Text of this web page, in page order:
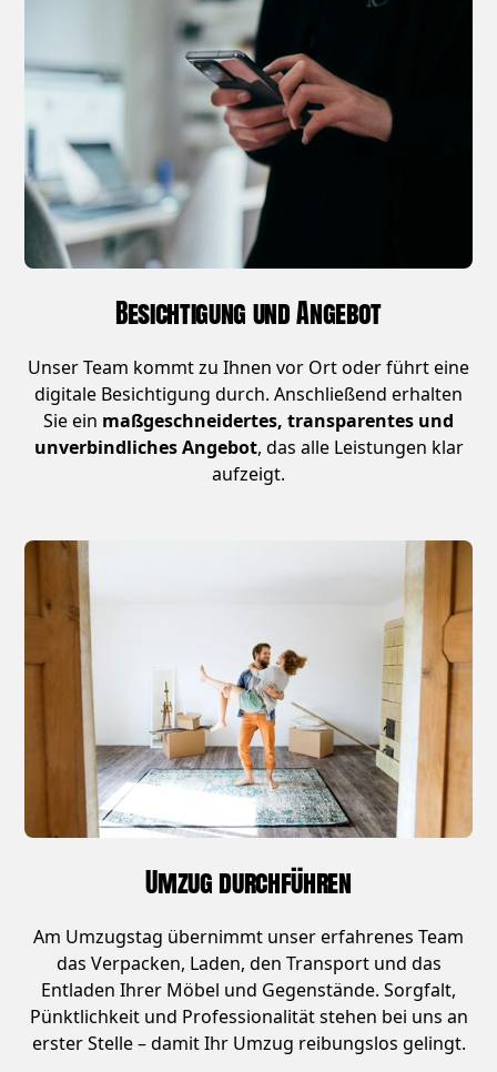
Besichtigung und Angebot
Unser Team kommt zu Ihnen vor Ort oder führt eine
digitale Besichtigung durch. Anschließend erhalten
Sie ein maßgeschneidertes, transparentes und
unverbindliches Angebot, das alle Leistungen klar
aufzeigt.
Umzug durchführen
Am Umzugstag übernimmt unser erfahrenes Team
das Verpacken, Laden, den Transport und das
Entladen Ihrer Möbel und Gegenstände. Sorgfalt,
Pünktlichkeit und Professionalität stehen bei uns an
erster Stelle – damit Ihr Umzug reibungslos gelingt.